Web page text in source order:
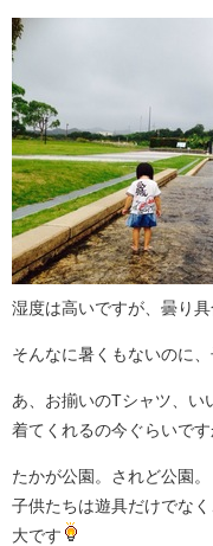
湿度は高いですが、曇り
そんなに暑くもないのに
あ、お揃いのTシャツ、い
着てくれるの今ぐらいです
たかが公園。されど公園。
子供たちは遊具だけでな
大です